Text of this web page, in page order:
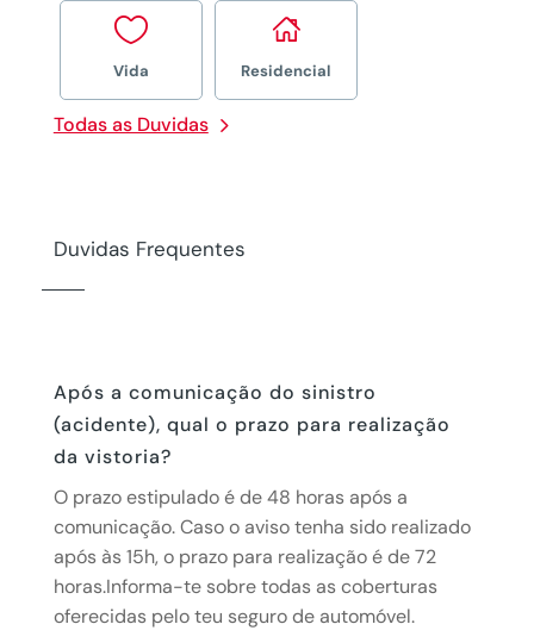
Todas as Duvidas

Vida

Residencial
Duvidas Frequentes
Após a comunicação do sinistro
(acidente), qual o prazo para realização
da vistoria?
O prazo estipulado é de 48 horas após a
comunicação. Caso o aviso tenha sido realizado
após às 15h, o prazo para realização é de 72
horas.Informa-te sobre todas as coberturas
oferecidas pelo teu seguro de automóvel.